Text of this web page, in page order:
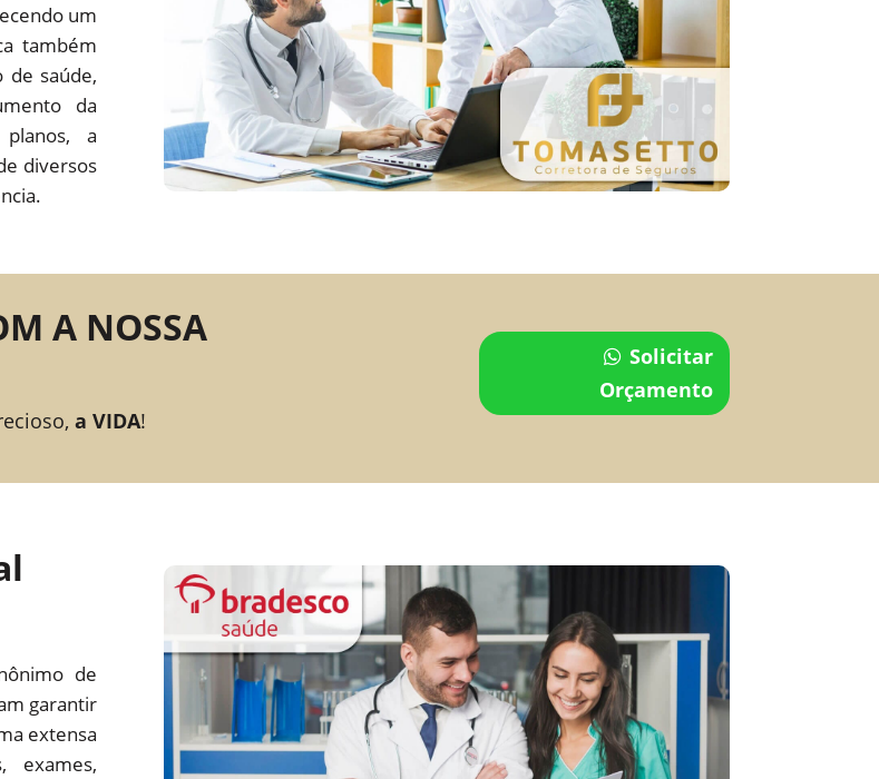
um
também
de saúde,
da
a
diversos
A NOSSA
a VIDA!
Solicitar
Orçamento
de
garantir
extensa
exames,